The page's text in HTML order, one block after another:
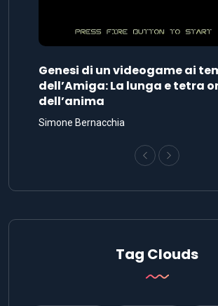
Genesi di un videogame ai
dell’Amiga: La lunga e tetra
dell’anima
Simone Bernacchia
Tag Clouds